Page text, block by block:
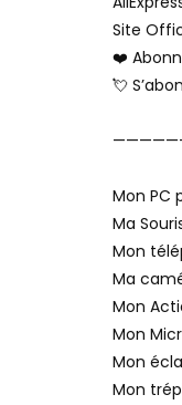
Site
❤️
💘
——————
Mon PC
Ma
Mon
Ma
Mon
Mon
Mon
Mon